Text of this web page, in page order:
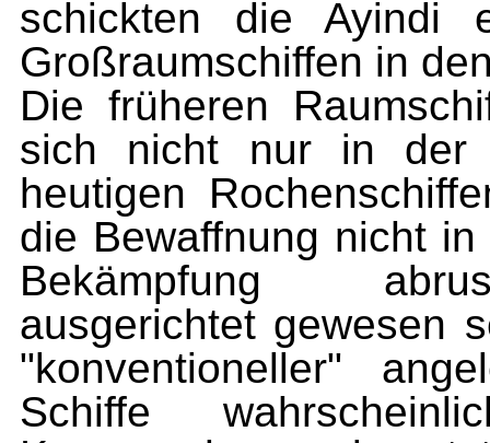
schickten die Ayindi
Großraumschiffen in
Die früheren
sich nicht nur in der
heutigen
die Bewaffnung nicht
Bekämpfung
ausgerichtet gewesen
"konventioneller"
Schiffe